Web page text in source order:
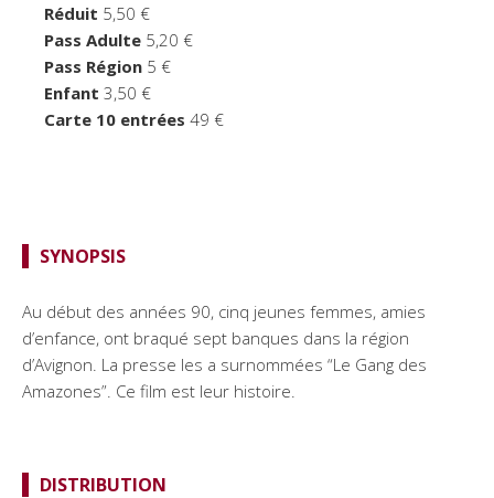
Réduit 5,50 €
Pass Adulte 5,20 €
Pass Région 5 €
Enfant 3,50 €
Carte 10 entrées 49 €
SYNOPSIS
Au début des années 90, cinq jeunes femmes, amies
d’enfance, ont braqué sept banques dans la région
d’Avignon. La presse les a surnommées “Le Gang des
Amazones”. Ce film est leur histoire.
DISTRIBUTION